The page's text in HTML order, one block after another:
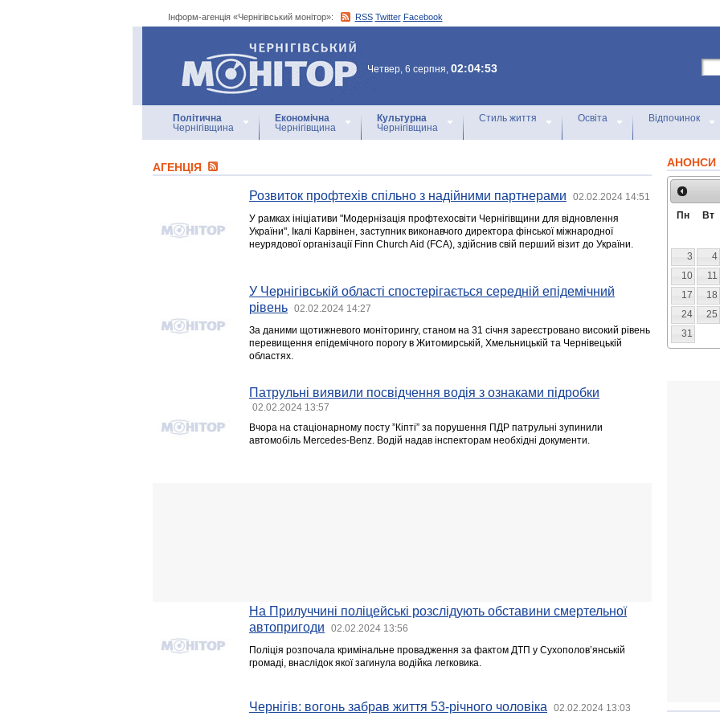
Інформ-агенція «Чернігівський монітор»: RSS Twitter Facebook
Інформ-агенція
«Чернігівський монітор»
Четвер, 6 серпня, 02:04:53
Політична
Чернігівщина
Економічна
Чернігівщина
Культурна
Чернігівщина
Стиль життя Освіта Відпочинок
АГЕНЦIЯ
Розвиток профтехів спільно з надійними партнерами 02.02.2024 14:51
У рамках ініціативи "Модернізація профтехосвіти Чернігівщини для відновлення
України", Ікалі Карвінен, заступник виконавчого директора фінської міжнародної
неурядової організації Finn Church Aid (FCA), здійснив свій перший візит до України.
У Чернігівській області спостерігається середній епідемічний
рівень
02.02.2024 14:27
За даними щотижневого моніторингу, станом на 31 січня зареєстровано високий рівень
перевищення епідемічного порогу в Житомирській, Хмельницькій та Чернівецькій
областях.
Патрульні виявили посвідчення водія з ознаками підробки
02.02.2024 13:57
​Вчора на стаціонарному посту ”Кіпті” за порушення ПДР патрульні зупинили
автомобіль Mercedes-Benz. Водій надав інспекторам необхідні документи.
На Прилуччині поліцейські розслідують обставини смертельної
автопригоди
02.02.2024 13:56
Поліція розпочала кримінальне провадження за фактом ДТП у Сухополов’янській
громаді, внаслідок якої загинула водійка легковика.
Чернігів: вогонь забрав життя 53-річного чоловіка 02.02.2024 13:03
АНОНСИ
Пн Вт
3
4
10
11
17
18
24
25
31